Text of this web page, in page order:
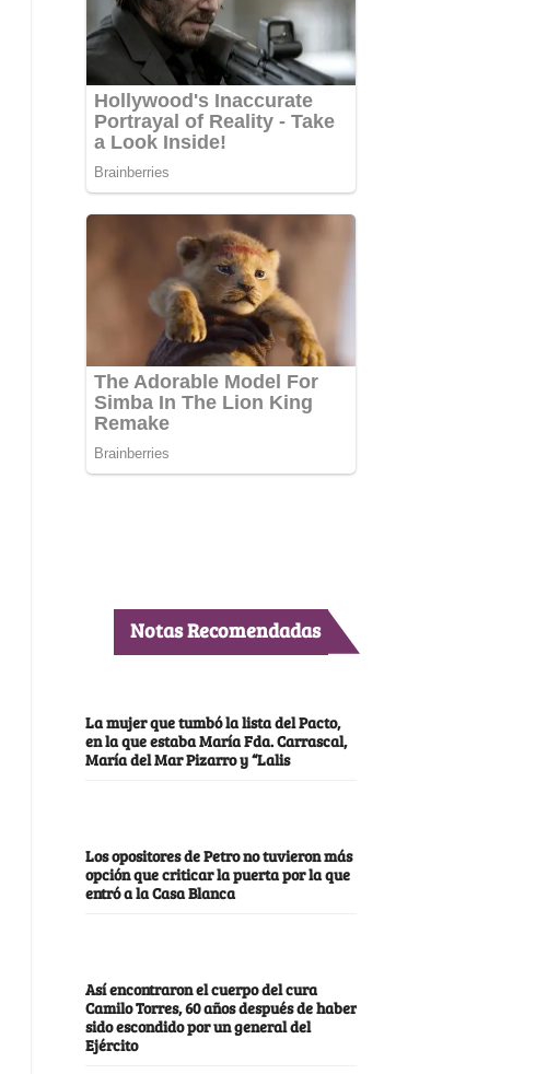
Notas Recomendadas
La mujer que tumbó la lista del Pacto,
en la que estaba María Fda. Carrascal,
María del Mar Pizarro y “Lalis
Los opositores de Petro no tuvieron más
opción que criticar la puerta por la que
entró a la Casa Blanca
Así encontraron el cuerpo del cura
Camilo Torres, 60 años después de haber
sido escondido por un general del
Ejército